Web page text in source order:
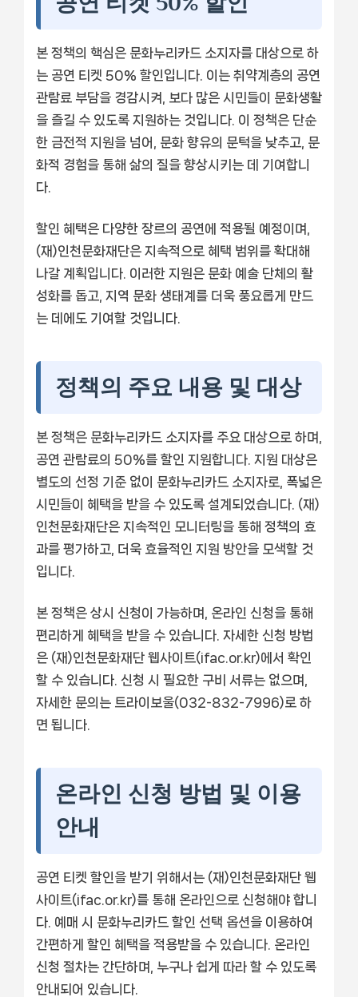
본 정책의 핵심은 문화누리카드 소지자를 대상으로 하
는 공연 티켓 50% 할인입니다. 이는 취약계층의 공연
관람료 부담을 경감시켜, 보다 많은 시민들이 문화생활
을 즐길 수 있도록 지원하는 것입니다. 이 정책은 단순
한 금전적 지원을 넘어, 문화 향유의 문턱을 낮추고, 문
화적 경험을 통해 삶의 질을 향상시키는 데 기여합니
다.
할인 혜택은 다양한 장르의 공연에 적용될 예정이며,
(재)인천문화재단은 지속적으로 혜택 범위를 확대해
나갈 계획입니다. 이러한 지원은 문화 예술 단체의 활
성화를 돕고, 지역 문화 생태계를 더욱 풍요롭게 만드
는 데에도 기여할 것입니다.
정책의 주요 내용 및 대상
본 정책은 문화누리카드 소지자를 주요 대상으로 하며,
공연 관람료의 50%를 할인 지원합니다. 지원 대상은
별도의 선정 기준 없이 문화누리카드 소지자로, 폭넓은
시민들이 혜택을 받을 수 있도록 설계되었습니다. (재)
인천문화재단은 지속적인 모니터링을 통해 정책의 효
과를 평가하고, 더욱 효율적인 지원 방안을 모색할 것
입니다.
본 정책은 상시 신청이 가능하며, 온라인 신청을 통해
편리하게 혜택을 받을 수 있습니다. 자세한 신청 방법
은 (재)인천문화재단 웹사이트(ifac.or.kr)에서 확인
할 수 있습니다. 신청 시 필요한 구비 서류는 없으며,
자세한 문의는 트라이보울(032-832-7996)로 하
면 됩니다.
온라인 신청 방법 및 이용
안내
공연 티켓 할인을 받기 위해서는 (재)인천문화재단 웹
사이트(ifac.or.kr)를 통해 온라인으로 신청해야 합니
다. 예매 시 문화누리카드 할인 선택 옵션을 이용하여
간편하게 할인 혜택을 적용받을 수 있습니다. 온라인
신청 절차는 간단하며, 누구나 쉽게 따라 할 수 있도록
안내되어 있습니다.